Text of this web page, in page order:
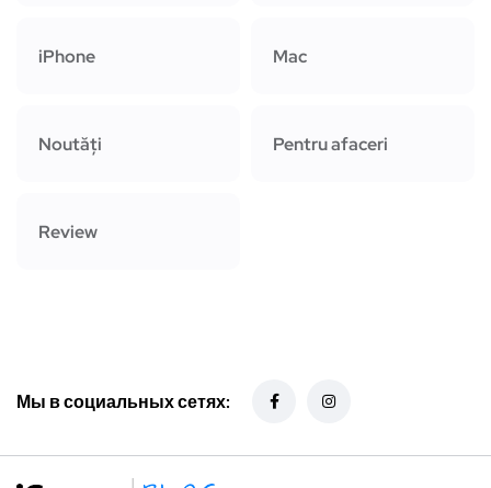
iPhone Mac
Noutăți Pentru afaceri
Review
Мы в социальных сетях: